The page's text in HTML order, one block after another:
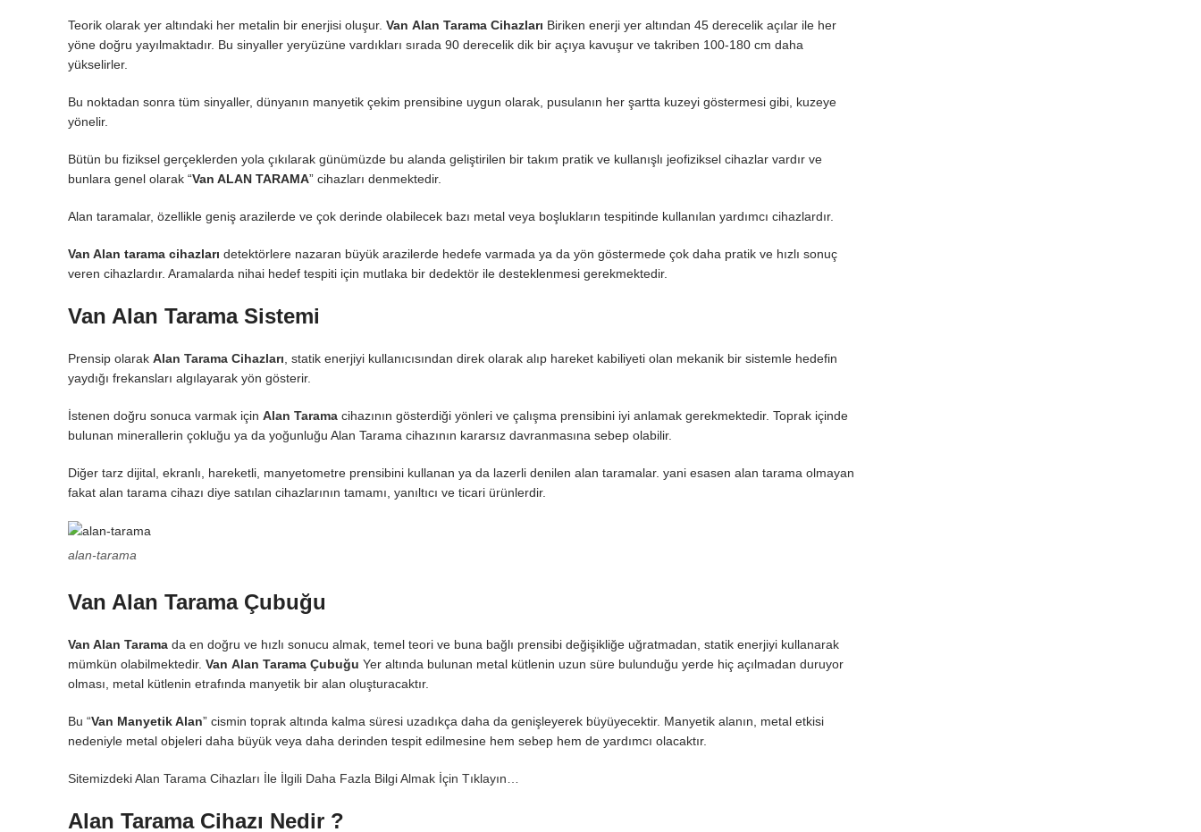
Teorik olarak yer altındaki her metalin bir enerjisi oluşur. Van Alan Tarama Cihazları Biriken enerji yer altından 45 derecelik açılar ile her
yöne doğru yayılmaktadır. Bu sinyaller yeryüzüne vardıkları sırada 90 derecelik dik bir açıya kavuşur ve takriben 100-180 cm daha
yükselirler.
Bu noktadan sonra tüm sinyaller, dünyanın manyetik çekim prensibine uygun olarak, pusulanın her şartta kuzeyi göstermesi gibi, kuzeye
yönelir.
Bütün bu fiziksel gerçeklerden yola çıkılarak günümüzde bu alanda geliştirilen bir takım pratik ve kullanışlı jeofiziksel cihazlar vardır ve
bunlara genel olarak “Van ALAN TARAMA” cihazları denmektedir.
Alan taramalar, özellikle geniş arazilerde ve çok derinde olabilecek bazı metal veya boşlukların tespitinde kullanılan yardımcı cihazlardır.
Van Alan tarama cihazları detektörlere nazaran büyük arazilerde hedefe varmada ya da yön göstermede çok daha pratik ve hızlı sonuç
veren cihazlardır. Aramalarda nihai hedef tespiti için mutlaka bir dedektör ile desteklenmesi gerekmektedir.
Van Alan Tarama Sistemi
Prensip olarak Alan Tarama Cihazları , statik enerjiyi kullanıcısından direk olarak alıp hareket kabiliyeti olan mekanik bir sistemle hedefin
yaydığı frekansları algılayarak yön gösterir.
İstenen doğru sonuca varmak için Alan Tarama cihazının gösterdiği yönleri ve çalışma prensibini iyi anlamak gerekmektedir. Toprak içinde
bulunan minerallerin çokluğu ya da yoğunluğu Alan Tarama cihazının kararsız davranmasına sebep olabilir.
Diğer tarz dijital, ekranlı, hareketli, manyetometre prensibini kullanan ya da lazerli denilen alan taramalar. yani esasen alan tarama olmayan
fakat alan tarama cihazı diye satılan cihazlarının tamamı, yanıltıcı ve ticari ürünlerdir.
alan-tarama
Van Alan Tarama Çubuğu
Van Alan Tarama da en doğru ve hızlı sonucu almak, temel teori ve buna bağlı prensibi değişikliğe uğratmadan, statik enerjiyi kullanarak
mümkün olabilmektedir. Van Alan Tarama Çubuğu Yer altında bulunan metal kütlenin uzun süre bulunduğu yerde hiç açılmadan duruyor
olması, metal kütlenin etrafında manyetik bir alan oluşturacaktır.
Bu “Van Manyetik Alan” cismin toprak altında kalma süresi uzadıkça daha da genişleyerek büyüyecektir. Manyetik alanın, metal etkisi
nedeniyle metal objeleri daha büyük veya daha derinden tespit edilmesine hem sebep hem de yardımcı olacaktır.
Sitemizdeki Alan Tarama Cihazları İle İlgili Daha Fazla Bilgi Almak İçin Tıklayın…
Alan Tarama Cihazı Nedir ?